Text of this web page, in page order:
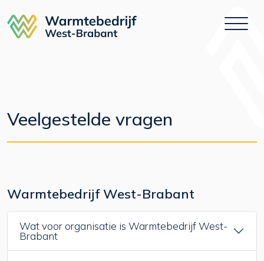
to
content
Veelgestelde vragen
Warmtebedrijf West-Brabant
Wat voor organisatie is Warmtebedrijf West-
Brabant